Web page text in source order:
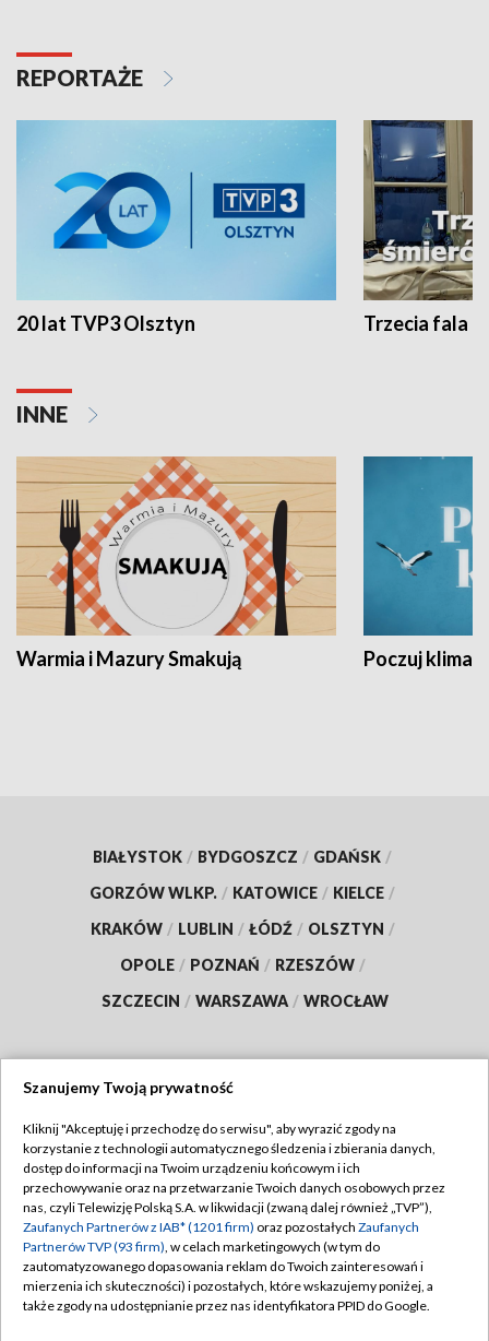
REPORTAŻE
20 lat TVP3 Olsztyn Trzecia fala -
INNE
Warmia i Mazury Smakują Poczuj klimat
BIAŁYSTOK / BYDGOSZCZ / GDAŃSK /
GORZÓW WLKP. / KATOWICE / KIELCE /
KRAKÓW / LUBLIN / ŁÓDŹ / OLSZTYN /
OPOLE / POZNAŃ / RZESZÓW /
SZCZECIN / WARSZAWA / WROCŁAW
TVP
Abonament TVP
Emisja w TVP
Centrum informacji TVP
Naziemna Telewizja Cyfrowa
Regulamin TVP
Polityka prywatności
Moje zgody
Pomoc
Szanujemy Twoją prywatność
Kliknij "Akceptuję i przechodzę do serwisu", aby wyrazić zgody na
korzystanie z technologii automatycznego śledzenia i zbierania danych,
dostęp do informacji na Twoim urządzeniu końcowym i ich
przechowywanie oraz na przetwarzanie Twoich danych osobowych przez
nas, czyli Telewizję Polską S.A. w likwidacji (zwaną dalej również „TVP”),
Zaufanych Partnerów z IAB* (1201 firm) oraz pozostałych Zaufanych
Partnerów TVP (93 firm), w celach marketingowych (w tym do
zautomatyzowanego dopasowania reklam do Twoich zainteresowań i
mierzenia ich skuteczności) i pozostałych, które wskazujemy poniżej, a
także zgody na udostępnianie przez nas identyfikatora PPID do Google.